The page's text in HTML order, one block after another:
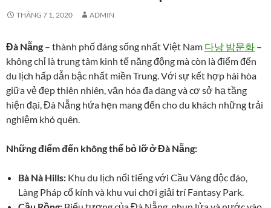
THÁNG 7 1, 2020 ADMIN
Đà Nẵng – thành phố đáng sống nhất Việt Nam 다낭 밤문화 –
không chỉ là trung tâm kinh tế năng động mà còn là điểm đến
du lịch hấp dẫn bậc nhất miền Trung. Với sự kết hợp hài hòa
giữa vẻ đẹp thiên nhiên, văn hóa đa dạng và cơ sở hạ tầng
hiện đại, Đà Nẵng hứa hẹn mang đến cho du khách những trải
nghiệm khó quên.
Những điểm đến không thể bỏ lỡ ở Đà Nẵng:
Bà Nà Hills: Khu du lịch nổi tiếng với Cầu Vàng độc đáo,
Làng Pháp cổ kính và khu vui chơi giải trí Fantasy Park.